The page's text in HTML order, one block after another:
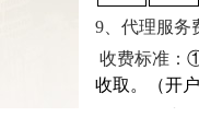
9
代理服务
收费标准：
收取 。（开